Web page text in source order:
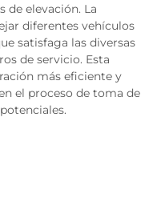
de elevación. La
diferentes vehículos
satisfaga las diversas
de servicio. Esta
más eficiente y
el proceso de toma de